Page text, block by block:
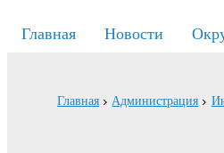
Главная Новости
Главная Администрация